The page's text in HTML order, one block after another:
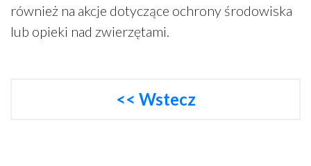
również na akcje dotyczące ochrony środowiska
lub opieki nad zwierzętami.
<< Wstecz